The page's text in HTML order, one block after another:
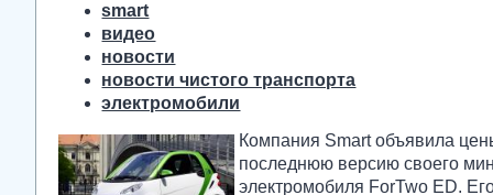
smart
видео
новости
новости чистого транспорта
электромобили
Компания Smart объявила
последнюю версию своего
электромобиля ForTwo ED.